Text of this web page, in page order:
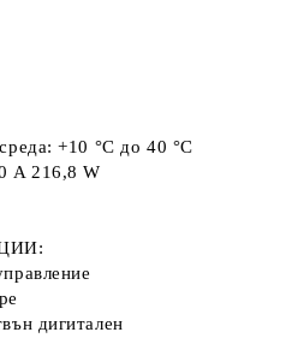
+10 °C до 40 °C
A 216,8 W
дигитален